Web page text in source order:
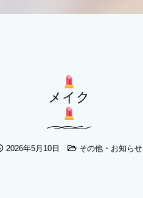
メイク
2026年5月10日 その他・お知らせ